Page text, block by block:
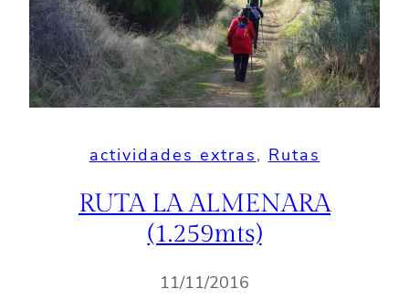
actividades extras, Rutas
RUTA LA ALMENARA
(1.259mts)
11/11/2016